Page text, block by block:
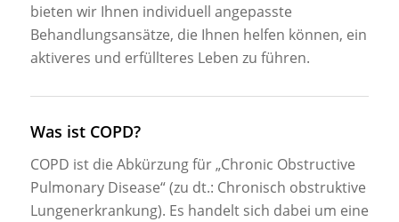
bieten wir Ihnen individuell angepasste
Behandlungsansätze, die Ihnen helfen können, ein
aktiveres und erfüllteres Leben zu führen.
Was ist COPD?
COPD ist die Abkürzung für „Chronic Obstructive
Pulmonary Disease“ (zu dt.: Chronisch obstruktive
Lungenerkrankung). Es handelt sich dabei um eine